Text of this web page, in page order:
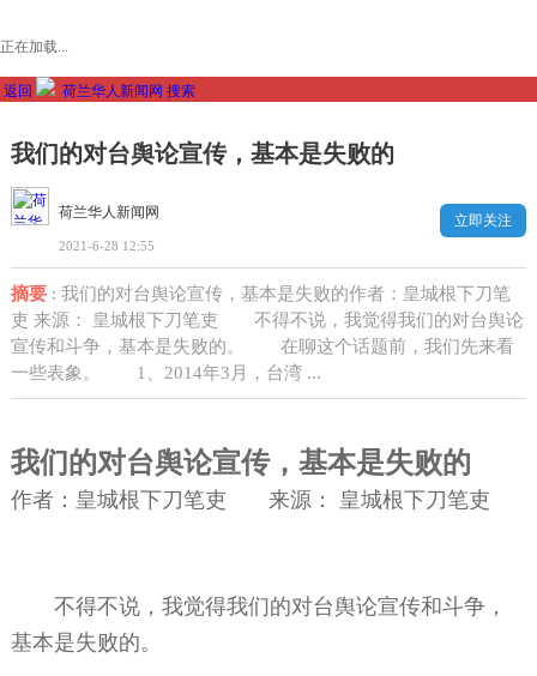
正在加载...
返回 荷兰华人新闻网 搜索
我们的对台舆论宣传，基本是失败的
荷兰华人新闻网
2021-6-28 12:55
立即关注
摘要: 我们的对台舆论宣传，基本是失败的作者：皇城根下刀笔
吏 来源： 皇城根下刀笔吏 不得不说，我觉得我们的对台舆论
宣传和斗争，基本是失败的。 在聊这个话题前，我们先来看
一些表象。 1、2014年3月，台湾 ...
我们的对台舆论宣传，基本是失败的
作者： 皇城根下刀笔吏 来源： 皇城根下刀笔吏
不得不说，我觉得我们的对台舆论宣传和斗争，
基本是失败的。